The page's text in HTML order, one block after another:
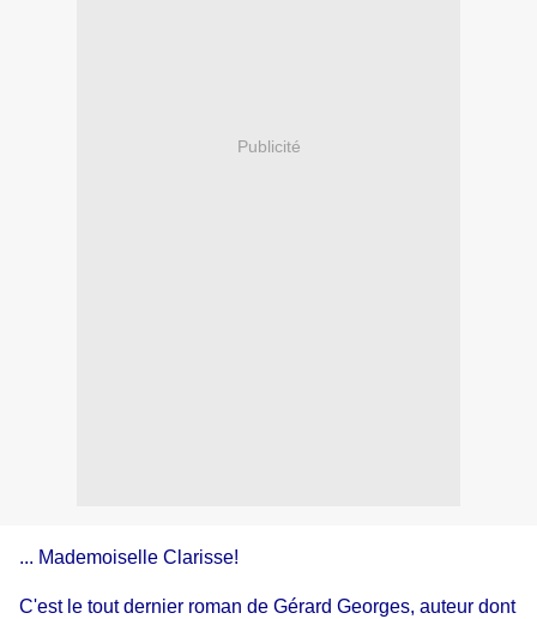
Publicité
... Mademoiselle Clarisse!
C'est le tout dernier roman de Gérard Georges, auteur dont